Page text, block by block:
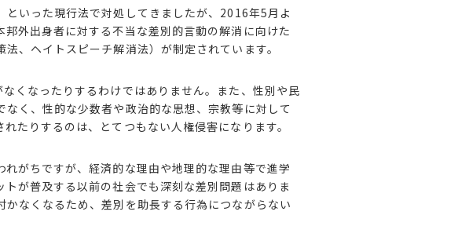
いった現行法で対処してきましたが、2016年5月よ
外出身者に対する不当な差別的言動の解消に向けた
、ヘイトスピーチ解消法）が制定されています。
くなったりするわけではありません。また、性別や民
く、性的な少数者や政治的な思想、宗教等に対して
たりするのは、とてつもない人権侵害になります。
がちですが、経済的な理由や地理的な理由等で進学
が普及する以前の社会でも深刻な差別問題はありま
なくなるため、差別を助長する行為につながらない